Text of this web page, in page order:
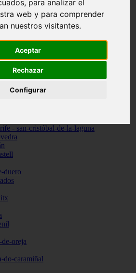
para analizar el
web y para comprender
nuestros visitantes.
Aceptar
Rechazar
Configurar
de-mar
del-vallès
del-pi
i-la-geltrú
de-portmany
- san-cristóbal-de-la-laguna
duero
oreja
do-caramiñal